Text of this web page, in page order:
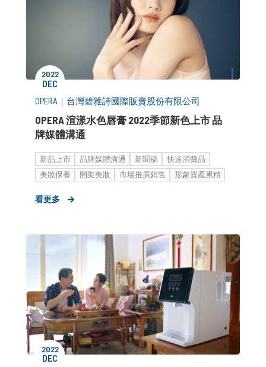
2022
DEC
OPERA ｜ 台灣碧雅詩國際販賣股份有限公司
OPERA 渲漾水色唇膏 2022季節新色上市 品
牌媒體溝通
新品上市 品牌媒體溝通 新聞稿
快速消費品
美妝保養
開架美妝 市場推廣銷售
形象資產累積
看更多
2022
DEC